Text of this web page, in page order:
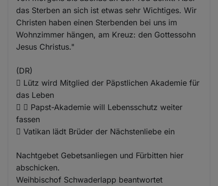
das Sterben an sich ist etwas sehr Wichtiges. Wir
Christen haben einen Sterbenden bei uns im
Wohnzimmer hängen, am Kreuz: den Gottessohn
Jesus Christus."
(DR)
 Lütz wird Mitglied der Päpstlichen Akademie für
das Leben
  Papst-Akademie will Lebensschutz weiter
fassen
 Vatikan lädt Brüder der Nächstenliebe ein
Nachtgebet Gebetsanliegen und Fürbitten hier
abschicken.
Weihbischof Schwaderlapp beantwortet